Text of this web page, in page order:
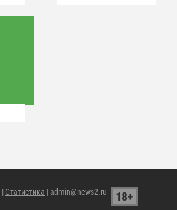
| Статистика | admin@news2.ru 18+